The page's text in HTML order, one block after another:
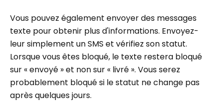
Vous pouvez également envoyer des messages
texte pour obtenir plus d'informations. Envoyez-
leur simplement un SMS et vérifiez son statut.
Lorsque vous êtes bloqué, le texte restera bloqué
sur « envoyé » et non sur « livré ». Vous serez
probablement bloqué si le statut ne change pas
après quelques jours.